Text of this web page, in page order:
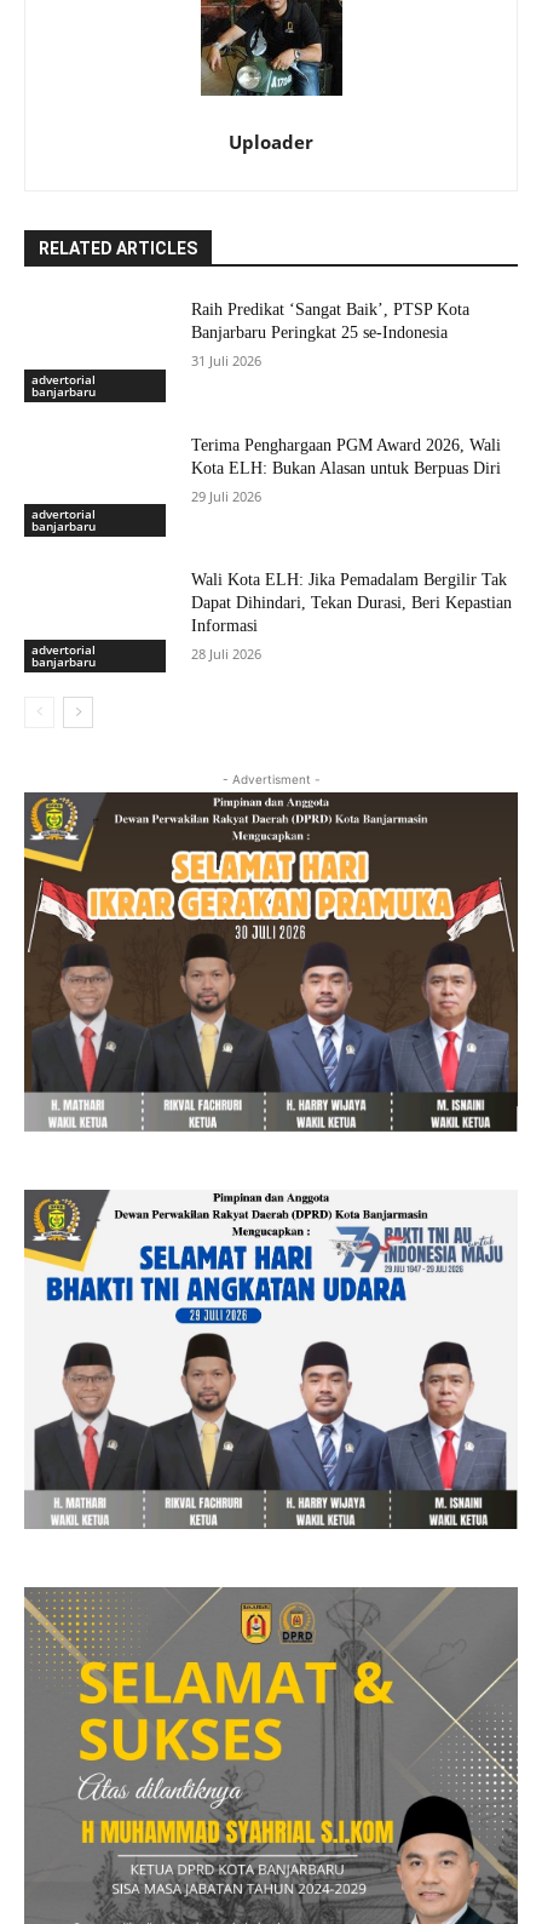
Uploader
RELATED ARTICLES
advertorial
banjarbaru
Raih Predikat ‘Sangat Baik’, PTSP Kota
Banjarbaru Peringkat 25 se-Indonesia
31 Juli 2026
advertorial
banjarbaru
Terima Penghargaan PGM Award 2026, Wali
Kota ELH: Bukan Alasan untuk Berpuas Diri
29 Juli 2026
advertorial
banjarbaru
Wali Kota ELH: Jika Pemadalam Bergilir Tak
Dapat Dihindari, Tekan Durasi, Beri Kepastian
Informasi
28 Juli 2026
- Advertisment -